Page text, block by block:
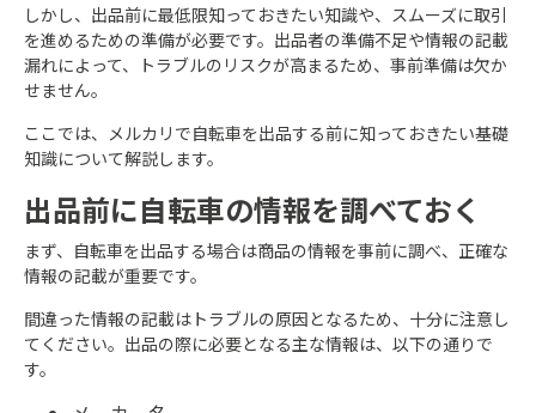
しかし、出品前に最低限知っておきたい知識や、スムーズに取引
を進めるための準備が必要です。出品者の準備不足や情報の記載
漏れによって、トラブルのリスクが高まるため、事前準備は欠か
せません。
ここでは、メルカリで自転車を出品する前に知っておきたい基礎
知識について解説します。
出品前に自転車の情報を調べておく
まず、自転車を出品する場合は商品の情報を事前に調べ、正確な
情報の記載が重要です。
間違った情報の記載はトラブルの原因となるため、十分に注意し
てください。出品の際に必要となる主な情報は、以下の通りで
す。